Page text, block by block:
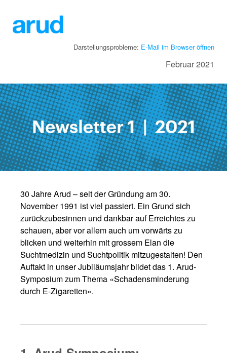
Darstellungsprobleme: E-Mail im Browser öffnen
Februar 2021
30 Jahre Arud – seit der Gründung am 30.
November 1991 ist viel passiert. Ein Grund sich
zurückzubesinnen und dankbar auf Erreichtes zu
schauen, aber vor allem auch um vorwärts zu
blicken und weiterhin mit grossem Elan die
Suchtmedizin und Suchtpolitik mitzugestalten! Den
Auftakt in unser Jubiläumsjahr bildet das 1. Arud-
Symposium zum Thema «Schadensminderung
durch E-Zigaretten».